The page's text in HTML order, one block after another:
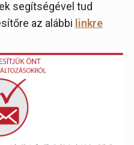
segítségével tud
az alábbi linkre